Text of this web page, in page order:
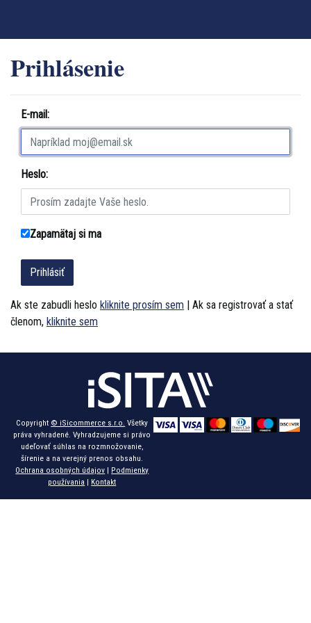
Prihlásenie
E-mail:
Heslo:
Zapamätaj si ma
Ak ste zabudli heslo kliknite prosím sem | Ak sa registrovať a stať
členom, kliknite sem
Copyright © iSicommerce s.r.o. Všetky
práva vyhradené. Vyhradzujeme si právo
udeľovať súhlas na rozmnožovanie,
šírenie a na verejný prenos obsahu.
Ochrana osobných údajov | Podmienky
používania | Kontakt